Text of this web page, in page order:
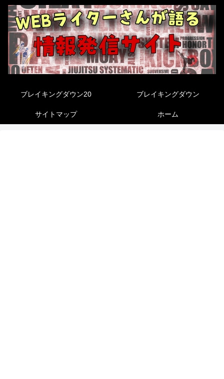
ブレイキングダウン20 ブレイキングダウン
サイトマップ ホーム